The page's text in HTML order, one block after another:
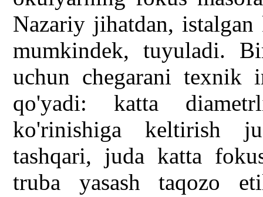
Nazariy jihatdan,
mumkindek, tuyuladi.
uchun chegarani texnik
qo'yadi: katta
ko'rinishiga keltirish
tashqari, juda katta
truba yasash taqozo